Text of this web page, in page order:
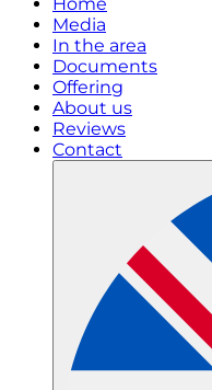
Media
In the area
Documents
Offering
About us
Reviews
Contact